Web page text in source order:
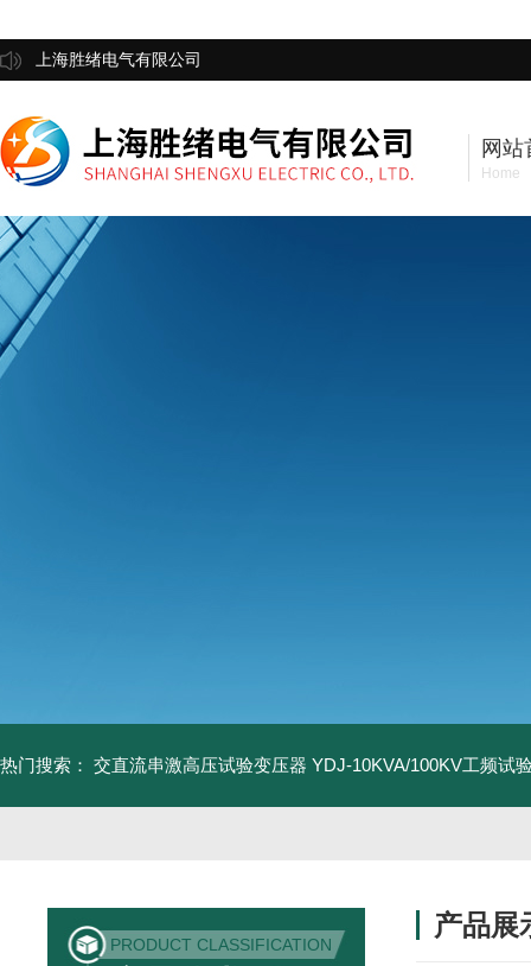
上海胜绪电气有限公司
网站
Home
热门搜索： 交直流串激高压试验变压器 YDJ-10KVA/100KV工频试
PRODUCT CLASSIFICATION
产品展